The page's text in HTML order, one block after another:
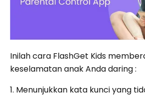
Inilah cara FlashGet Kids
keselamatan anak Anda daring :
1. Menunjukkan kata kunci yang